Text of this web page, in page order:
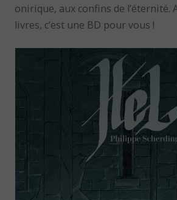
onirique, aux confins de l’éternité.
livres, c’est une BD pour vous !